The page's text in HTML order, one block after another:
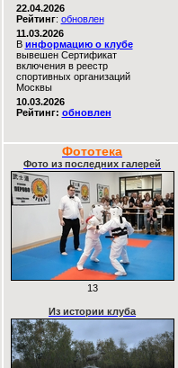
22.04.2026
Рейтинг: обновлен
11.03.2026
В информацию о клубе
вывешен Сертификат
включения в реестр
спортивных организаций
Москвы
10.03.2026
Рейтинг: обновлен
Фототека
Фото из последних галерей
13
Из истории клуба